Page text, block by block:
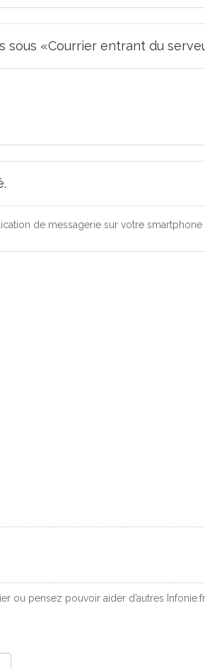
sous «Courrier entrant du
de messagerie sur votre
pensez pouvoir aider d’autres